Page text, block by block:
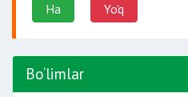
Ha Yo'q
Bo‘limlar